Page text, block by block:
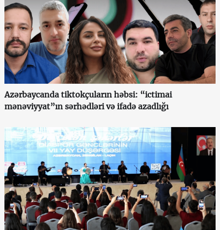
Azərbaycanda tiktokçuların həbsi: “ictimai
mənəviyyat”ın sərhədləri və ifadə azadlığı